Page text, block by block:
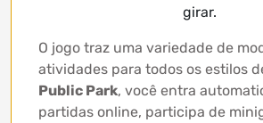
girar.
O jogo traz uma variedade de
atividades para todos os estilos
Public Park, você entra
partidas online, participa de